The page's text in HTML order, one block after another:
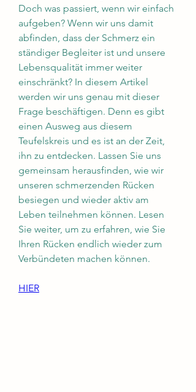
Doch was passiert, wenn wir einfach
aufgeben? Wenn wir uns damit
abfinden, dass der Schmerz ein
ständiger Begleiter ist und unsere
Lebensqualität immer weiter
einschränkt? In diesem Artikel
werden wir uns genau mit dieser
Frage beschäftigen. Denn es gibt
einen Ausweg aus diesem
Teufelskreis und es ist an der Zeit,
ihn zu entdecken. Lassen Sie uns
gemeinsam herausfinden, wie wir
unseren schmerzenden Rücken
besiegen und wieder aktiv am
Leben teilnehmen können. Lesen
Sie weiter, um zu erfahren, wie Sie
Ihren Rücken endlich wieder zum
Verbündeten machen können.
HIER